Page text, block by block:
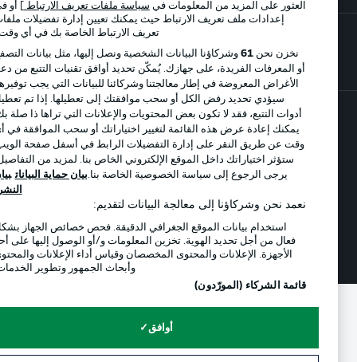
© 2026 Bundesliga-Gruppe GmbH
اختر اللغة
وضع شاشة العرض
العثور على المزيد من المعلومات فيسياسة ملفات تعريف الارتباط] أو في
إعدادات ملف تعريف الارتباط حيث يمكنك تعيين إدارة تفضيلات ملفات
تعريف الارتباط الخاصة بك في أي وقت..
نخزن نحن61وشركاؤنا البيانات الشخصية ونصل إليها، مثل بيانات التصفح
أو المعرفات الفريدة، على جهازك. يُمكّن تحديد أوافق تقنيات التتبع من دعم
الأغراض المعروضة في إطار معالجتنا وشركائنا للبيانات التي يجب توفيرها.
سيؤدي تحديد رفض الكل أو سحب موافقتك إلى تعطيلها. إذا تم تعطيل
أدوات التتبع، فقد لا تكون بعض المحتويات والإعلانات التي تراها ذا صلة بك.
يمكنك إعادة عرض هذه القائمة لتغيير اختياراتك أو سحب الموافقة في أي
وقت عن طريق النقر على إدارة التفضيلات الرابط في أسفل صفحة الويب.
ستؤثر اختياراتك داخل الموقع الإلكتروني الخاص بنا. لمزيد من التفاصيل،
يرجى الرجوع إلى سياسة الخصوصية الخاصة بنا.بيان حماية البيانات بيان
النشر
نعمد نحن وشركاؤنا إلى معالجة البيانات لتقديم:
استخدام بيانات الموقع الجغرافي الدقيقة. فحص خصائص الجهاز بشكل
فعال من أجل تحديد الهوية. تخزين المعلومات و/أو الوصول إليها على أحد
الأجهزة. الإعلانات والمحتوى المخصصان وقياس أداء الإعلانات والمحتوى
وأبحاث الجمهور وتطوير الخدمات.
قائمة الشركاء (المورّدون)
أوافق